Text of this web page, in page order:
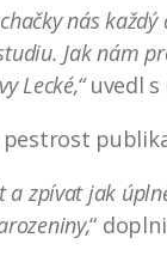
nás
Jak nám
Lecké,“uvedl s
pestrost
a zpívat jak
“